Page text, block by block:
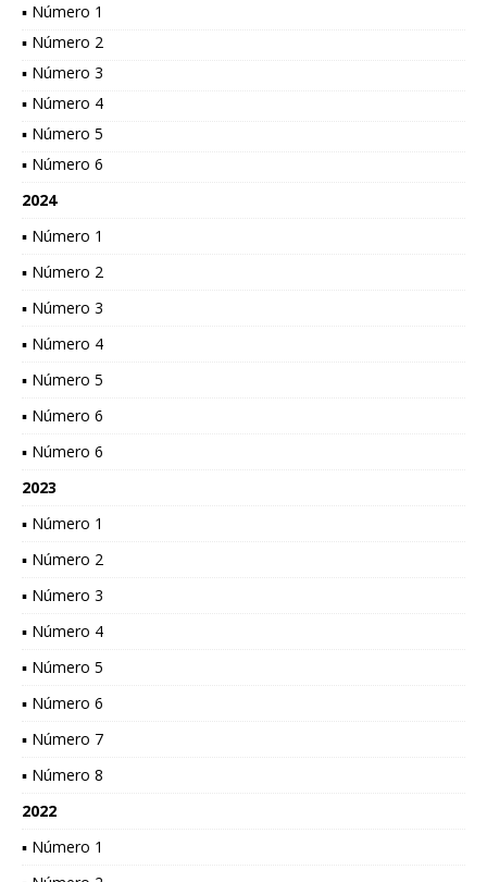
▪ Número 1
▪ Número 2
▪ Número 3
▪ Número 4
▪ Número 5
▪ Número 6
2024
▪ Número 1
▪ Número 2
▪ Número 3
▪ Número 4
▪ Número 5
▪ Número 6
▪ Número 6
2023
▪ Número 1
▪ Número 2
▪ Número 3
▪ Número 4
▪ Número 5
▪ Número 6
▪ Número 7
▪ Número 8
2022
▪ Número 1